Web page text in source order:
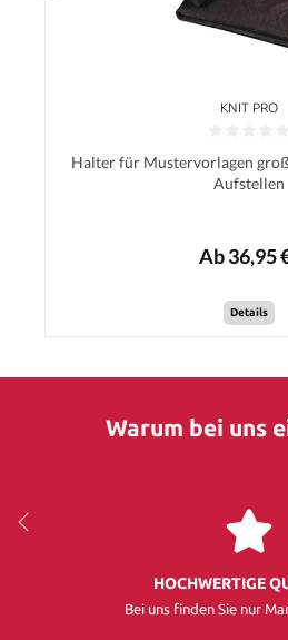
KNIT PRO
Halter für Mustervorlagen
Aufstellen
Ab 36,95
Details
Warum bei uns
HOCHWERTIGE
Bei uns finden Sie nur